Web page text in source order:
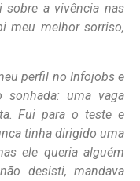
sobre a vivência nas
meu melhor sorriso,
perfil no Infojobs e
sonhada: uma vaga
Fui para o teste e
tinha dirigido uma
ele queria alguém
desisti, mandava